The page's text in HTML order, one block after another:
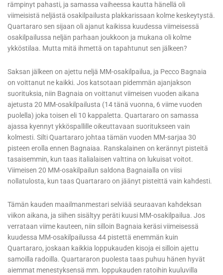
rämpinyt pahasti, ja samassa vaiheessa kautta hänellä oli
viimeisistä neljästä osakilpailusta plakkarissaan kolme keskeytystä.
Quartararo sen sijaan oli ajanut kaikissa kuudessa viimeisessä
osakilpailussa neljän parhaan joukkoon ja mukana oli kolme
ykköstilaa. Mutta mitä ihmettä on tapahtunut sen jälkeen?
Saksan jälkeen on ajettu neljä MM-osakilpailua, ja Pecco Bagnaia
on voittanut ne kaikki. Jos katsotaan pidemmän ajanjakson
suorituksia, niin Bagnaia on voittanut viimeisen vuoden aikana
ajetusta 20 MM-osakilpailusta (14 tänä vuonna, 6 viime vuoden
puolella) joka toisen eli 10 kappaletta. Quartararo on samassa
ajassa kyennyt ykköspallille oikeuttavaan suoritukseen vain
kolmesti. Silti Quartararo johtaa tämän vuoden MM-sarjaa 30
pisteen erolla ennen Bagnaiaa. Ranskalainen on kerännyt pisteitä
tasaisemmin, kun taas italialaisen valttina on lukuisat voitot.
Viimeisen 20 MM-osakilpailun saldona Bagnaialla on viisi
nollatulosta, kun taas Quartararo on jäänyt pisteittä vain kahdesti.
Tämän kauden maailmanmestari selviää seuraavan kahdeksan
viikon aikana, ja siihen sisältyy peräti kuusi MM-osakilpailua. Jos
verrataan viime kauteen, niin silloin Bagnaia keräsi viimeisessä
kuudessa MM-osakilpailussa 44 pistettä enemmän kuin
Quartararo, joskaan kaikkia loppukauden kisoja ei silloin ajettu
samoilla radoilla. Quartararon puolesta taas puhuu hänen hyvät
aiemmat menestyksensä mm. loppukauden ratoihin kuuluvilla